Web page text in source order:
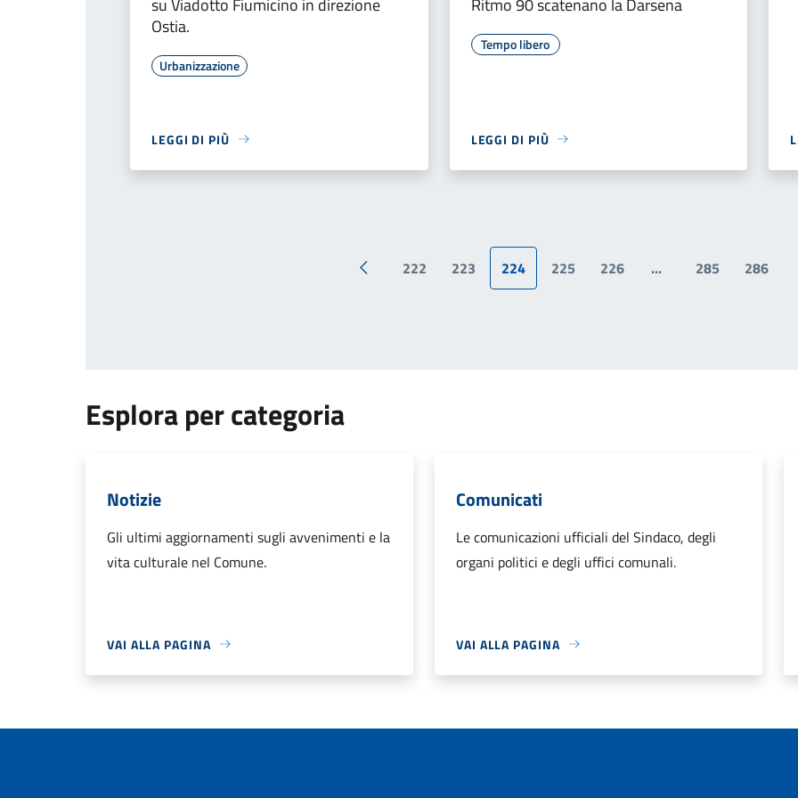
Ostia.
Urbanizzazione
LEGGI DI PIÙ
Tempo libero
LEGGI DI PIÙ
Pagina precedente
222 223 224 225 226 ... 285 286
Esplora per categoria
Notizie
Gli ultimi aggiornamenti sugli avvenimenti e la
vita culturale nel Comune.
VAI ALLA PAGINA
Comunicati
Le comunicazioni ufficiali del Sindaco, degli
organi politici e degli uffici comunali.
VAI ALLA PAGINA